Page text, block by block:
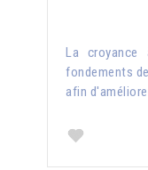
La
fondements
afin